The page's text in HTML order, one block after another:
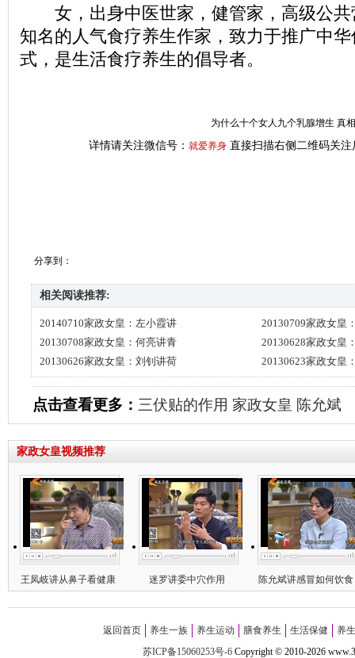
女，出身中医世家，健管家，高级公共
知名的人气食疗养生作家，致力于推广中
式，是生活食疗养生的倡导者。
为什么十个女人九个乳腺增生 真
详情请关注微信号： 就爱养身 直接扫描右侧二维码关注
分享到：
相关阅读推荐:
20140710家政女皇：左小霞讲
20130709家政女皇
20130708家政女皇：何亮讲青
20130628家政女皇
20130626家政女皇：刘钊讲荷
20130623家政女皇
点击查看更多： 三伏贴的作用 家政女皇 陈允斌
家政女皇视频推荐
王凤岐讲从鼻子看健康 迷罗讲委中穴作用 陈允斌讲感冒如何饮食
返回首页 养生一族 养生运动 膳食养生 生活保健
养
苏ICP备15060253号-6Copyright©2010-2026